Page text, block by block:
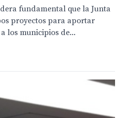
fundamental que la Junta
proyectos para aportar
los municipios de...